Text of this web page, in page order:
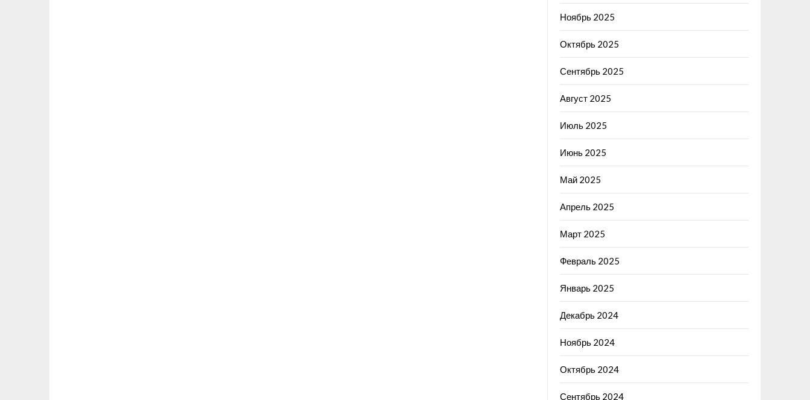
Ноябрь 2025
Октябрь 2025
Сентябрь 2025
Август 2025
Июль 2025
Июнь 2025
Май 2025
Апрель 2025
Март 2025
Февраль 2025
Январь 2025
Декабрь 2024
Ноябрь 2024
Октябрь 2024
Сентябрь 2024